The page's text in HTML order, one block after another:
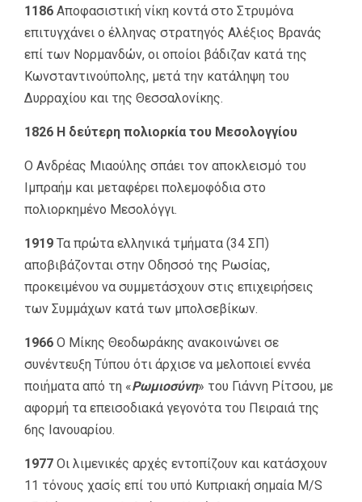
1186 Αποφασιστική νίκη κοντά στο Στρυμόνα
επιτυγχάνει ο έλληνας στρατηγός Αλέξιος Βρανάς
επί των Νορμανδών, οι οποίοι βάδιζαν κατά της
Κωνσταντινούπολης, μετά την κατάληψη του
Δυρραχίου και της Θεσσαλονίκης.
1826 Η δεύτερη πολιορκία του Μεσολογγίου
Ο Ανδρέας Μιαούλης σπάει τον αποκλεισμό του
Ιμπραήμ και μεταφέρει πολεμοφόδια στο
πολιορκημένο Μεσολόγγι.
1919 Τα πρώτα ελληνικά τμήματα (34 ΣΠ)
αποβιβάζονται στην Οδησσό της Ρωσίας,
προκειμένου να συμμετάσχουν στις επιχειρήσεις
των Συμμάχων κατά των μπολσεβίκων.
1966 Ο Μίκης Θεοδωράκης ανακοινώνει σε
συνέντευξη Τύπου ότι άρχισε να μελοποιεί εννέα
ποιήματα από τη «Ρωμιοσύνη» του Γιάννη Ρίτσου, με
αφορμή τα επεισοδιακά γεγονότα του Πειραιά της
6ης Ιανουαρίου.
1977 Οι λιμενικές αρχές εντοπίζουν και κατάσχουν
11 τόνους χασίς επί του υπό Κυπριακή σημαία Μ/S